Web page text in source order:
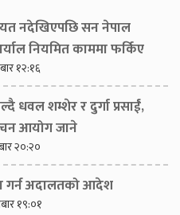
नदेखिएपछि सन नेपाल
नियमित काममा फर्किए
१२:१६
धवल शम्शेर र दुर्गा प्रसाईं,
आयोग जाने
२०:२०
गर्न अदालतको आदेश
१९:०१